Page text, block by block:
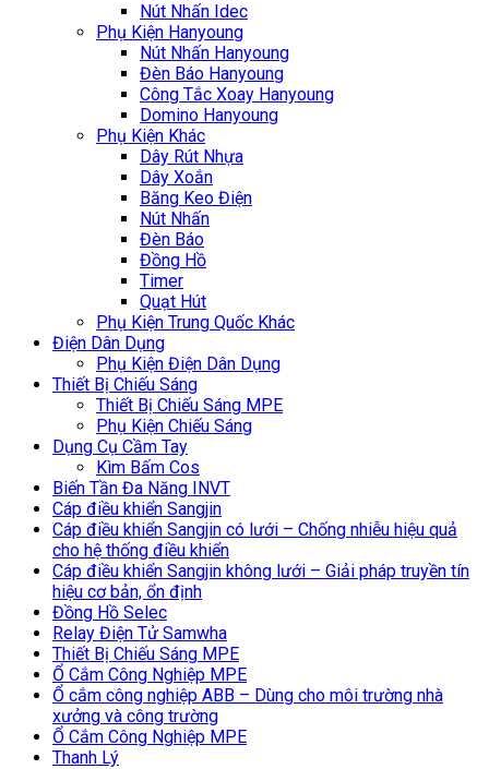
Nút Nhấn Idec
Phụ Kiện Hanyoung
Nút Nhấn Hanyoung
Đèn Báo Hanyoung
Công Tắc Xoay Hanyoung
Domino Hanyoung
Phụ Kiện Khác
Dây Rút Nhựa
Dây Xoắn
Băng Keo Điện
Nút Nhấn
Đèn Báo
Đồng Hồ
Timer
Quạt Hút
Phụ Kiện Trung Quốc Khác
Điện Dân Dụng
Phụ Kiện Điện Dân Dụng
Thiết Bị Chiếu Sáng
Thiết Bị Chiếu Sáng MPE
Phụ Kiện Chiếu Sáng
Dụng Cụ Cầm Tay
Kìm Bấm Cos
Biến Tần Đa Năng INVT
Cáp điều khiển Sangjin
Cáp điều khiển Sangjin có lưới – Chống nhiễu hiệu quả
cho hệ thống điều khiển
Cáp điều khiển Sangjin không lưới – Giải pháp truyền tín
hiệu cơ bản, ổn định
Đồng Hồ Selec
Relay Điện Tử Samwha
Thiết Bị Chiếu Sáng MPE
Ổ Cắm Công Nghiệp MPE
Ổ cắm công nghiệp ABB – Dùng cho môi trường nhà
xưởng và công trường
Ổ Cắm Công Nghiệp MPE
Thanh Lý